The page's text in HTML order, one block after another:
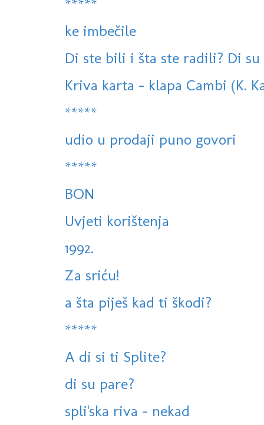
ke imbečile
Di ste bili i šta ste radili? Di su
Kriva karta - klapa Cambi (K.
*****
udio u prodaji puno govori
*****
BON
Uvjeti korištenja
1992.
Za sriću!
a šta piješ kad ti škodi?
*****
A di si ti Splite?
di su pare?
spli'ska riva - nekad